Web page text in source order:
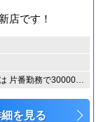
店です！
8時間勤務で50000円以上可能平均給与は 片番勤務で30000円から50000円
を見る